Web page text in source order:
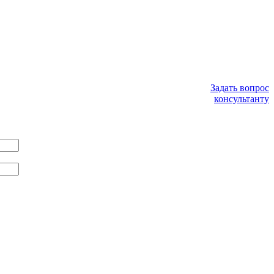
Задать вопрос
консультанту